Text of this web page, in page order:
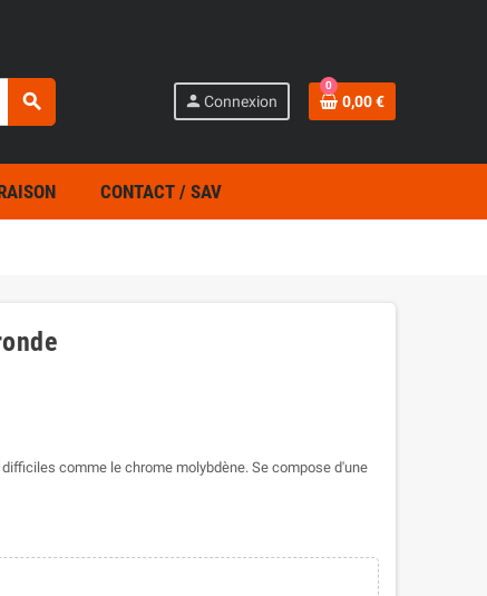
search person Connexion
0
0,00 €
CONTACT / SAV
comme le chrome molybdène. Se compose d'une